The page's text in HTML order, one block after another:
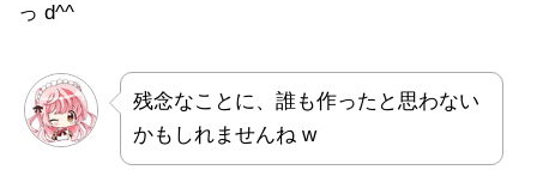
っ d^^
残念なことに、誰も作ったと思わない
かもしれませんね w